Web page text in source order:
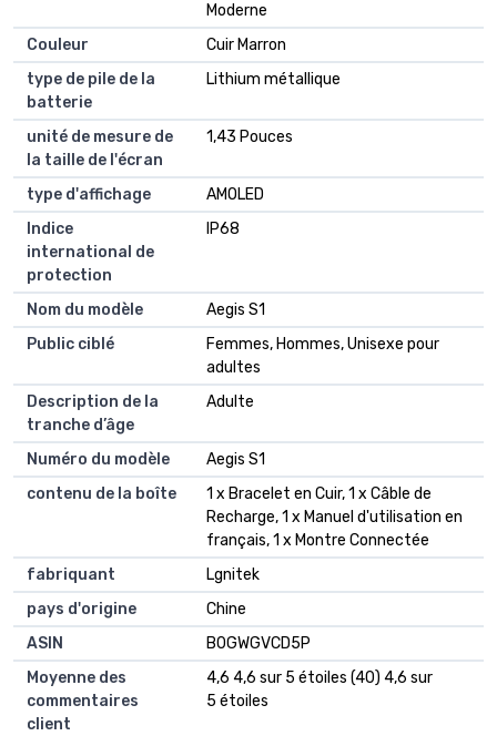
Moderne
Couleur
Cuir Marron
type de pile de la
batterie
Lithium métallique
unité de mesure de
la taille de l'écran
1,43 Pouces
type d'affichage
AMOLED
Indice
international de
protection
IP68
Nom du modèle
Aegis S1
Public ciblé
Femmes, Hommes, Unisexe pour
adultes
Description de la
tranche d’âge
Adulte
Numéro du modèle
Aegis S1
contenu de la boîte
1 x Bracelet en Cuir, 1 x Câble de
Recharge, 1 x Manuel d'utilisation en
français, 1 x Montre Connectée
fabriquant
Lgnitek
pays d'origine
Chine
ASIN
B0GWGVCD5P
Moyenne des
commentaires
client
4,6 4,6 sur 5 étoiles (40) 4,6 sur
5 étoiles